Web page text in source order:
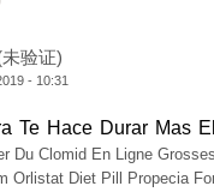
验证)
- 10:31
Te Hace Durar Mas
Du Clomid En Ligne
Orlistat Diet Pill Propecia